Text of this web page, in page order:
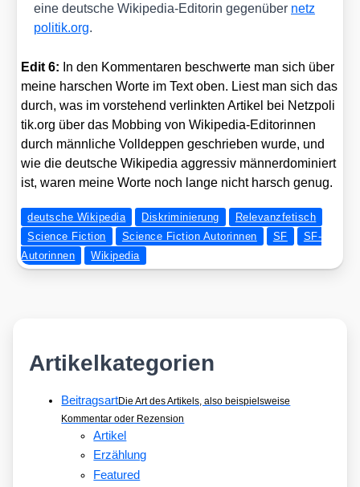
eine deut­sche Wiki­pe­dia-Edi­to­rin gegen­über netz​
po​li​tik​.org.
Edit 6: In den Kom­men­ta­ren beschwer­te man sich über
mei­ne har­schen Wor­te im Text oben. Liest man sich das
durch, was im vor­ste­hend ver­link­ten Arti­kel bei Netz​po​li​
tik​.org über das Mob­bing von Wiki­pe­dia-Edi­to­rin­nen
durch männ­li­che Voll­dep­pen geschrie­ben wur­de, und
wie die deut­sche Wiki­pe­dia aggres­siv män­ner­do­mi­niert
ist, waren mei­ne Wor­te noch lan­ge nicht harsch genug.
deutsche Wikipedia Diskriminierung
Relevanzfetisch
Science Fiction
Science Fiction Autorinnen SF
SF-
Autorinnen
Wikipedia
Artikelkategorien
BeitragsartDie Art des Artikels, also beispielsweise
Kommentar oder Rezension
Artikel
Erzählung
Featured